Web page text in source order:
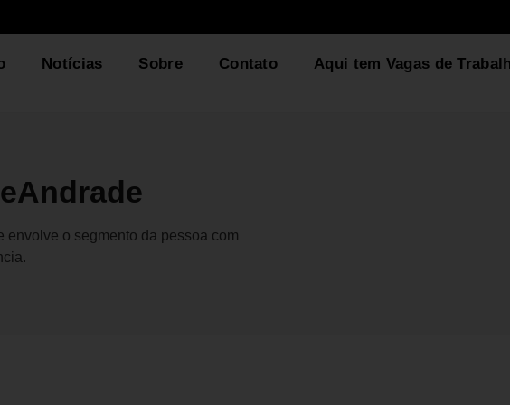
Notícias Sobre Contato Aqui tem Vagas de
envolve o segmento da pessoa com